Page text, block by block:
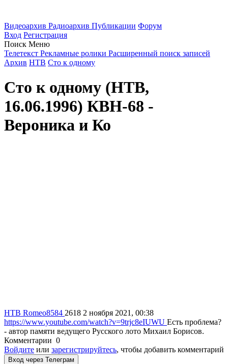
Видеоархив Радиоархив Публикации Форум
Вход Регистрация
Поиск Меню
Телетекст Рекламные ролики Расширенный поиск записей
Архив НТВ Сто к одному
Сто к одному (НТВ,
16.06.1996) КВН-68 -
Вероника и Ко
НТВ Romeo8584 2618 2 ноября 2021, 00:38
https://www.youtube.com/watch?v=9trjc8eIUWU Есть проблема?
- автор памяти ведущего Русского лото Михаил Борисов.
Комментарии 0
Войдите или зарегистрируйтесь, чтобы добавить комментарий
Вход через Телеграм